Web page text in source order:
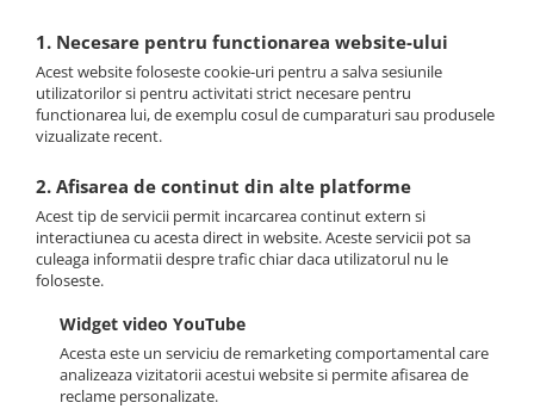
1. Necesare pentru functionarea website-ului
Acest website foloseste cookie-uri pentru a salva sesiunile
utilizatorilor si pentru activitati strict necesare pentru
functionarea lui, de exemplu cosul de cumparaturi sau produsele
vizualizate recent.
2. Afisarea de continut din alte platforme
Acest tip de servicii permit incarcarea continut extern si
interactiunea cu acesta direct in website. Aceste servicii pot sa
culeaga informatii despre trafic chiar daca utilizatorul nu le
foloseste.
Widget video YouTube
Acesta este un serviciu de remarketing comportamental care
analizeaza vizitatorii acestui website si permite afisarea de
reclame personalizate.